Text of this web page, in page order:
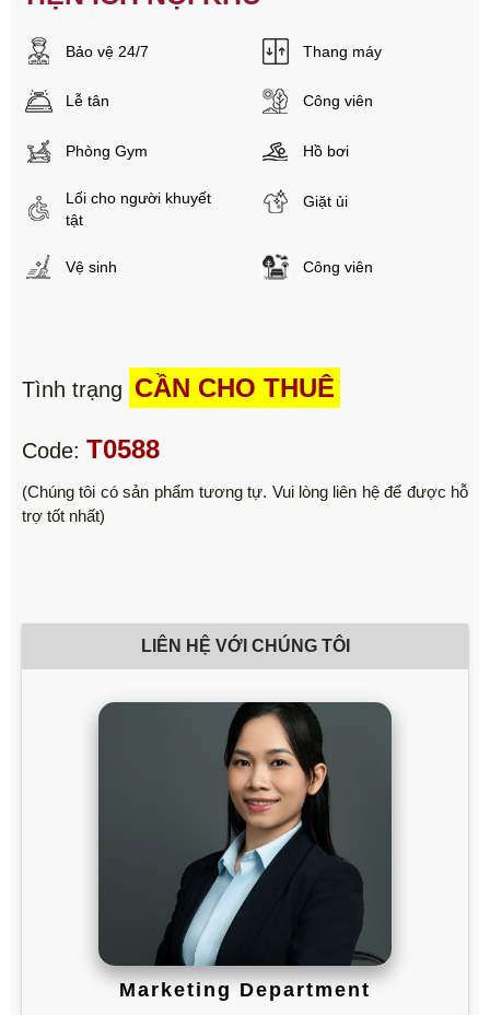
Bảo vệ 24/7 Thang máy
Lễ tân Công viên
Phòng Gym Hồ bơi
Lối cho người khuyết
tật
Giặt ủi
Vệ sinh Công viên
Tình trạng CẦN CHO THUÊ
Code: T0588
(Chúng tôi có sản phẩm tương tự. Vui lòng liên hệ để được hỗ
trợ tốt nhất)
LIÊN HỆ VỚI CHÚNG TÔI
Marketing Department